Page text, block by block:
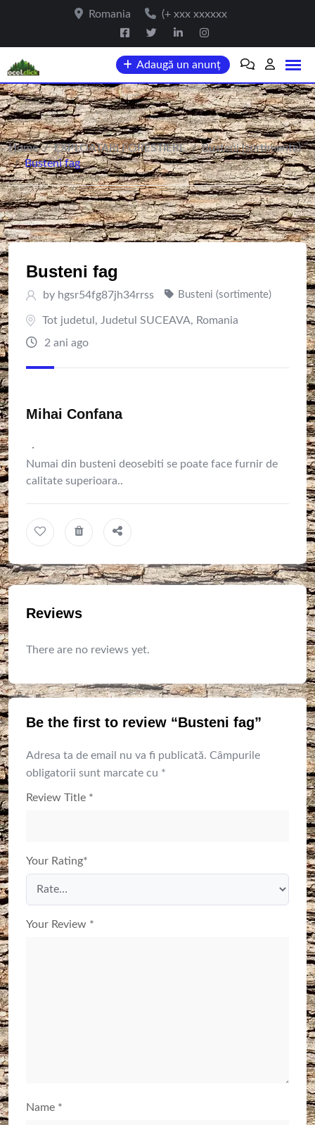
Romania (+ xxx xxxxxx
Adaugă un anunț
Home / EXPLOATARI FORESTIERE / Busteni (sortimente)
/ Busteni fag
Busteni fag
by hgsr54fg87jh34rrss Busteni (sortimente)
Tot judetul , Judetul SUCEAVA, Romania
2 ani ago
Mihai Confana
·
Numai din busteni deosebiti se poate face furnir de
calitate superioara..
Reviews
There are no reviews yet.
Be the first to review “Busteni fag”
Adresa ta de email nu va fi publicată. Câmpurile
obligatorii sunt marcate cu *
Review Title *
Your Rating*
Your Review *
Name *